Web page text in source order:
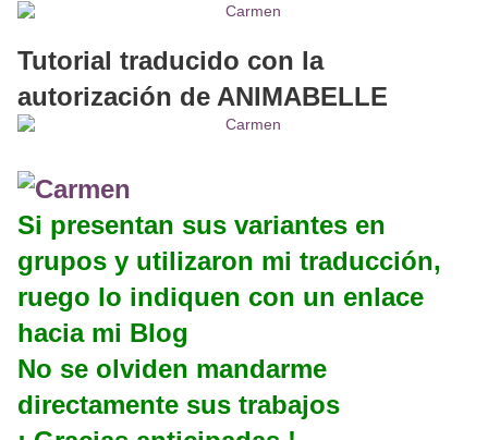
Tutorial traducido con la
autorización de ANIMABELLE
Si presentan sus variantes en
grupos y utilizaron mi traducción,
ruego lo indiquen con un enlace
hacia mi Blog
No se olviden mandarme
directamente sus trabajos